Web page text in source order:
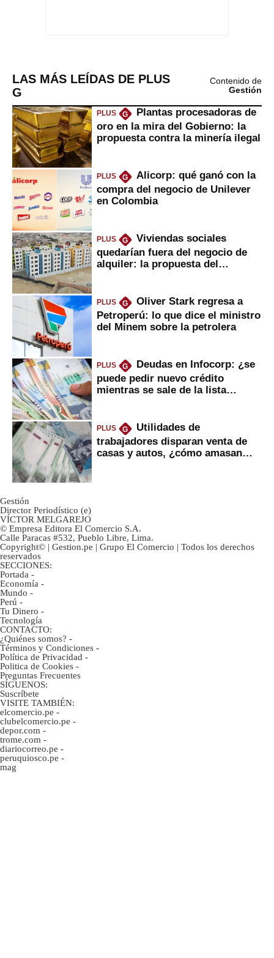
LAS MÁS LEÍDAS DE PLUS
G
Contenido de
Gestión
PLUS G
Plantas procesadoras de
oro en la mira del Gobierno: la
propuesta contra la minería ilegal
PLUS G
Alicorp: qué ganó con la
compra del negocio de Unilever
en Colombia
PLUS G
Viviendas sociales
quedarían fuera del negocio de
alquiler: la propuesta del
PLUS G
Oliver Stark regresa a
Petroperú: lo que dice el ministro
del Minem sobre la petrolera
PLUS G
Deudas en Infocorp: ¿se
puede pedir nuevo crédito
mientras se sale de la lista
PLUS G
Utilidades de
trabajadores disparan venta de
casas y autos, ¿cómo amasan
Gestión
Director Periodístico (e)
VÍCTOR MELGAREJO
© Empresa Editora El Comercio S.A.
Calle Paracas #532, Pueblo Libre, Lima.
Copyright© | Gestion.pe | Grupo El Comercio | Todos los derechos
reservados
SECCIONES:
Portada -
Economía -
Mundo -
Perú -
Tu Dinero -
Tecnología
CONTACTO:
¿Quiénes somos? -
Términos y Condiciones -
Política de Privacidad -
Politica de Cookies -
Preguntas Frecuentes
SÍGUENOS:
Suscríbete
VISITE TAMBIÉN:
elcomercio.pe -
clubelcomercio.pe -
depor.com -
trome.com -
diariocorreo.pe -
peruquiosco.pe -
mag